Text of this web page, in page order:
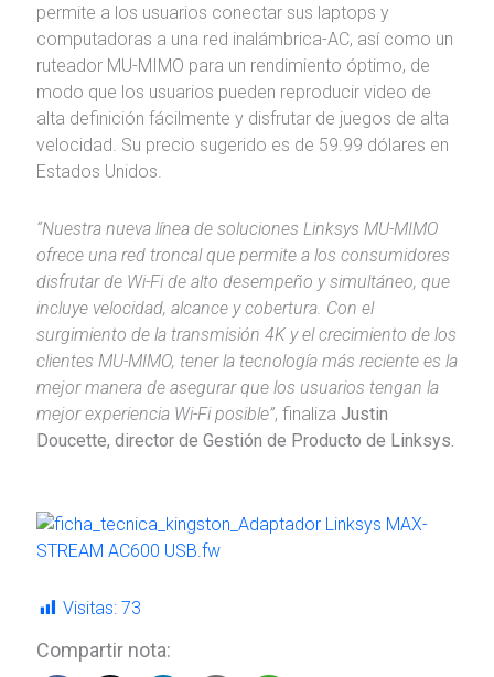
permite a los usuarios conectar sus laptops y
computadoras a una red inalámbrica-AC, así como un
ruteador MU-MIMO para un rendimiento óptimo, de
modo que los usuarios pueden reproducir video de
alta definición fácilmente y disfrutar de juegos de alta
velocidad. Su precio sugerido es de 59.99 dólares en
Estados Unidos.
“Nuestra nueva línea de soluciones Linksys MU-MIMO
ofrece una red troncal que permite a los consumidores
disfrutar de Wi-Fi de alto desempeño y simultáneo, que
incluye velocidad, alcance y cobertura. Con el
surgimiento de la transmisión 4K y el crecimiento de los
clientes MU-MIMO, tener la tecnología más reciente es la
mejor manera de asegurar que los usuarios tengan la
mejor experiencia Wi-Fi posible”, finaliza Justin
Doucette, director de Gestión de Producto de Linksys.
Visitas: 73
Compartir nota: